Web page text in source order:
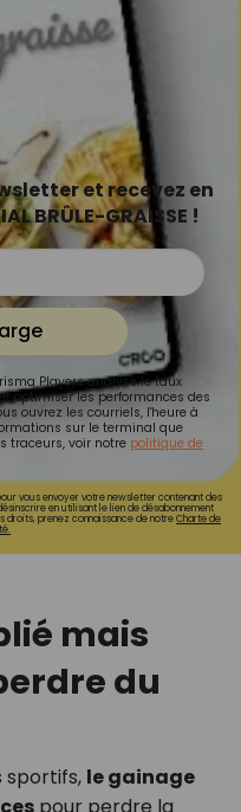
et recevez en
BRÛLE-GRAISSE !
Players analyse le taux
optimiser les performances des
ouvrez les courriels, l'heure à
sur le terminal que
traceurs, voir notre politique de
vous envoyer votre newsletter contenant des
en utilisant le lien de désabonnement
droits, prenez connaissance de notreCharte de
mais
du
sportifs, le gainage